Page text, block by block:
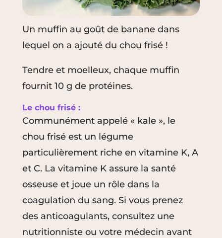
Un muffin au goût de banane dans
lequel on a ajouté du chou frisé !
Tendre et moelleux, chaque muffin
fournit 10 g de protéines.
Le chou frisé :
Communément appelé « kale », le
chou frisé est un légume
particulièrement riche en vitamine K, A
et C. La vitamine K assure la santé
osseuse et joue un rôle dans la
coagulation du sang. Si vous prenez
des anticoagulants, consultez une
nutritionniste ou votre médecin avant